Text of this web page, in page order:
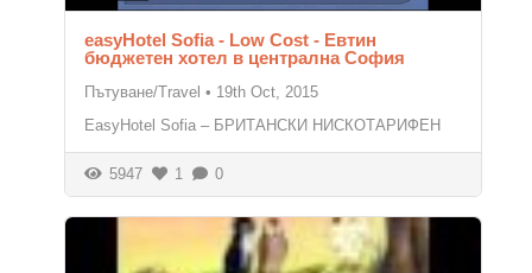
easyHotel Sofia - Low Cost - Евтин
бюджетен хотел в централна София
Пътуване/Travel • 19th Oct, 2015
EasyHotel Sofia – БРИТАНСКИ НИСКОТАРИФЕН
5947 1 0